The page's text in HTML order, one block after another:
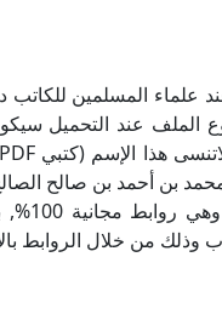
علماء المسلمين
بن أحمد بن صالح
تحميل
وذلك من خلال الروابط